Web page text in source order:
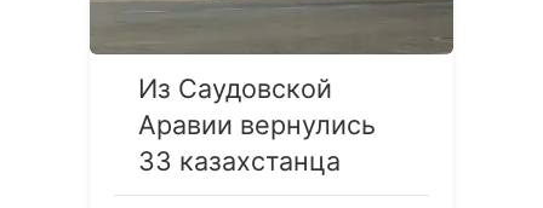
Из Саудовской
Аравии вернулись
33 казахстанца